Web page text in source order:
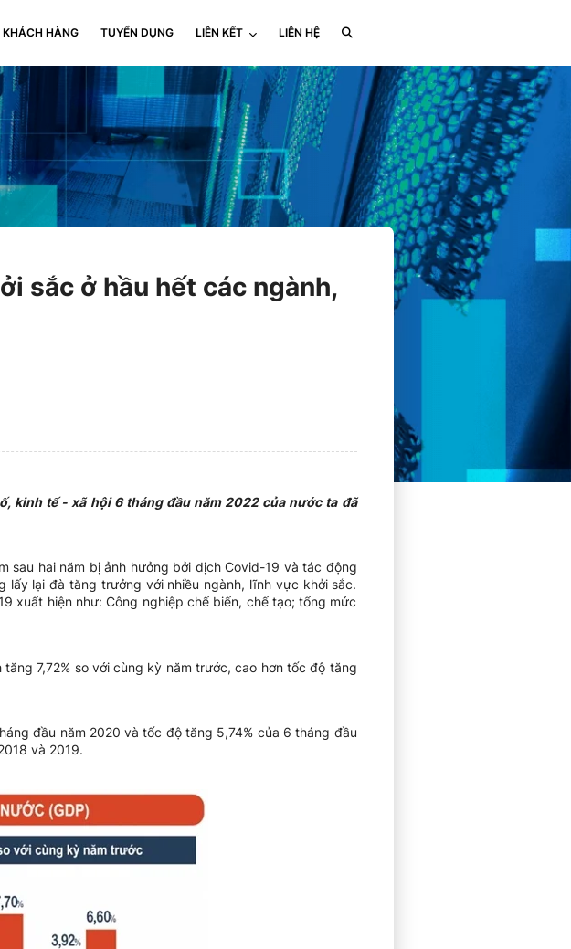
KHÁCH HÀNG TUYỂN DỤNG LIÊN KẾT LIÊN HỆ
sắc ở hầu hết các ngành,
kinh tế - xã hội 6 tháng đầu năm 2022 của nước ta đã
sau hai năm bị ảnh hưởng bởi dịch Covid-19 và tác động
lại đà tăng trưởng với nhiều ngành, lĩnh vực khởi sắc.
xuất hiện như: Công nghiệp chế biến, chế tạo; tổng mức
7,72% so với cùng kỳ năm trước, cao hơn tốc độ tăng
đầu năm 2020 và tốc độ tăng 5,74% của 6 tháng đầu
và 2019.